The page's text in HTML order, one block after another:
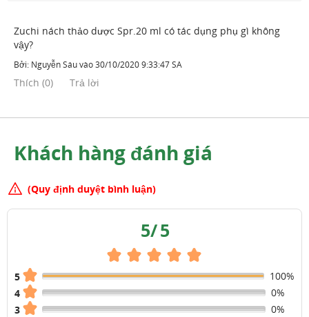
Zuchi nách thảo dược Spr.20 ml có tác dụng phụ gì không
vậy?
Bởi: Nguyễn Sáuvào30/10/2020 9:33:47 SA
Thích (0) Trả lời
Khách hàng đánh giá
(Quy định duyệt bình luận)
5/5
5
100%
4
0%
3
0%